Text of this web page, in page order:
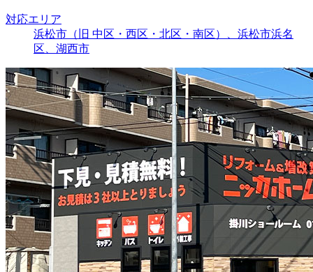
対応エリア
浜松市（旧 中区・西区・北区・南区）、浜松市浜名
区、湖西市